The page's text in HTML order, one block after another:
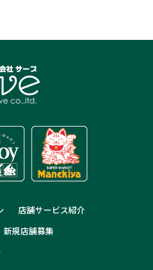
店舗サービス紹介
新規店舗募集